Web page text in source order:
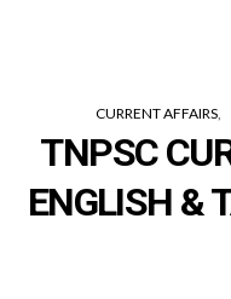
CURRENT AFFAIRS
TNPSC
ENGLISH &